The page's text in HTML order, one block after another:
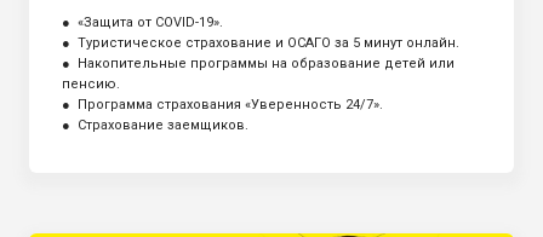
● «Защита от COVID-19».
● Туристическое страхование и ОСАГО за 5 минут онлайн.
● Накопительные программы на образование детей или
пенсию.
● Программа страхования «Уверенность 24/7».
● Страхование заемщиков.